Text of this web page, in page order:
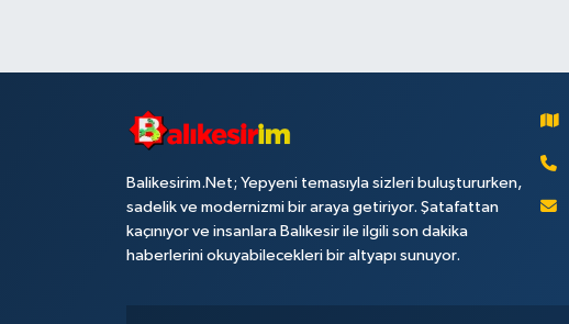
Balikesirim.Net; Yepyeni temasıyla sizleri buluştururken,
sadelik ve modernizmi bir araya getiriyor. Şatafattan
kaçınıyor ve insanlara Balıkesir ile ilgili son dakika
haberlerini okuyabilecekleri bir altyapı sunuyor.